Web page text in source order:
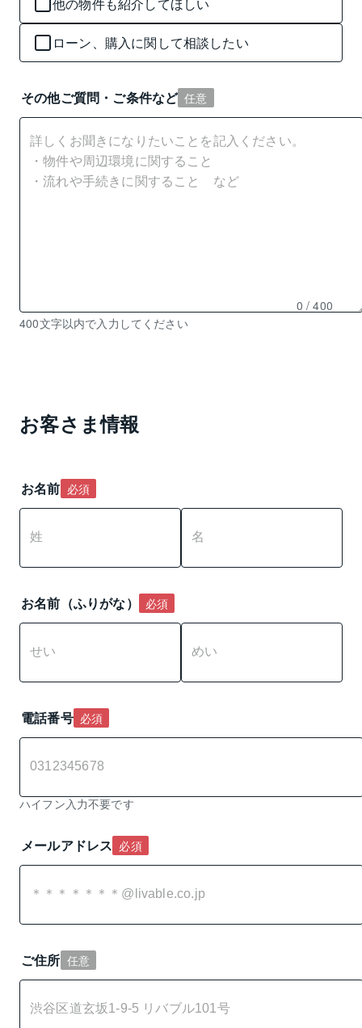
他の物件も紹介してほしい
ローン、購入に関して相談したい
その他ご質問・ご条件など 任意
残
入
力
0 / 400
400文字以内で入力してください
お客さま情報
お名前 必須
お名前（ふりがな） 必須
電話番号 必須
ハイフン入力不要です
メールアドレス 必須
ご住所 任意